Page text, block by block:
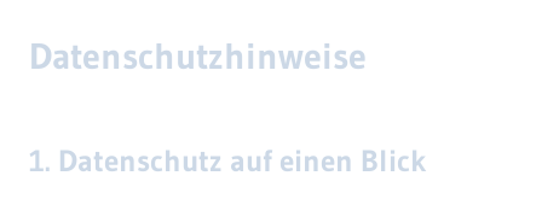
Datenschutzhinweise
1. Datenschutz auf einen Blick